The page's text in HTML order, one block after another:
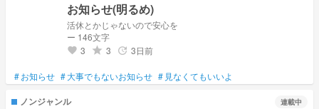
お知らせ(明るめ)
活休とかじゃないので安心を
ー 146文字
favorite 3 grade 3 update 3日前
#お知らせ #大事でもないお知らせ # 見なくてもいいよ
ノンジャンル 連載中